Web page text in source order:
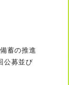
蓄の推進
公募並び